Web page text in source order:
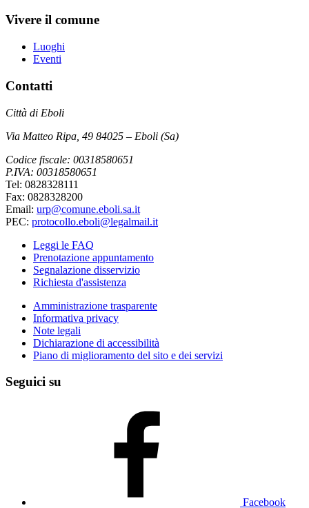
Vivere il comune
Luoghi
Eventi
Contatti
Città di Eboli
Via Matteo Ripa, 49 84025 – Eboli (Sa)
Codice fiscale: 00318580651
P.IVA: 00318580651
Tel: 0828328111
Fax: 0828328200
Email: urp@comune.eboli.sa.it
PEC: protocollo.eboli@legalmail.it
Leggi le FAQ
Prenotazione appuntamento
Segnalazione disservizio
Richiesta d'assistenza
Amministrazione trasparente
Informativa privacy
Note legali
Dichiarazione di accessibilità
Piano di miglioramento del sito e dei servizi
Seguici su
Facebook